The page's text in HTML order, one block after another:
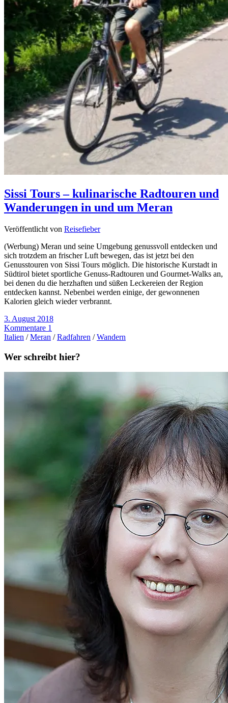
Sissi Tours – kulinarische Radtouren und
Wanderungen in und um Meran
Veröffentlicht von Reisefieber
(Werbung) Meran und seine Umgebung genussvoll entdecken und
sich trotzdem an frischer Luft bewegen, das ist jetzt bei den
Genusstouren von Sissi Tours möglich. Die historische Kurstadt in
Südtirol bietet sportliche Genuss-Radtouren und Gourmet-Walks an,
bei denen du die herzhaften und süßen Leckereien der Region
entdecken kannst. Nebenbei werden einige, der gewonnenen
Kalorien gleich wieder verbrannt.
3. August 2018
Kommentare 1
Italien /Meran /Radfahren /Wandern
Wer schreibt hier?